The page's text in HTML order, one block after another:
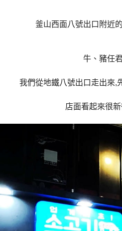
釜山西面八號出口附近
牛、豬任
我們從地鐵八號出口走出來,
店面看起來很